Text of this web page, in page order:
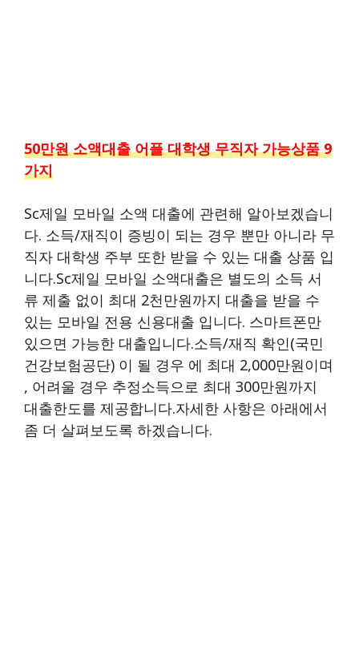
50만원 소액대출 어플 대학생 무직자 가능상품 9
가지
Sc제일 모바일 소액 대출에 관련해 알아보겠습니
다. 소득/재직이 증빙이 되는 경우 뿐만 아니라 무
직자 대학생 주부 또한 받을 수 있는 대출 상품 입
니다.sc제일 모바일 소액대출은 별도의 소득 서
류 제출 없이 최대 2천만원까지 대출을 받을 수
있는 모바일 전용 신용대출 입니다. 스마트폰만
있으면 가능한 대출입니다.소득/재직 확인(국민
건강보험공단) 이 될 경우 에 최대 2,000만원이며
, 어려울 경우 추정소득으로 최대 300만원까지
대출한도를 제공합니다.자세한 사항은 아래에서
좀 더 살펴보도록 하겠습니다.